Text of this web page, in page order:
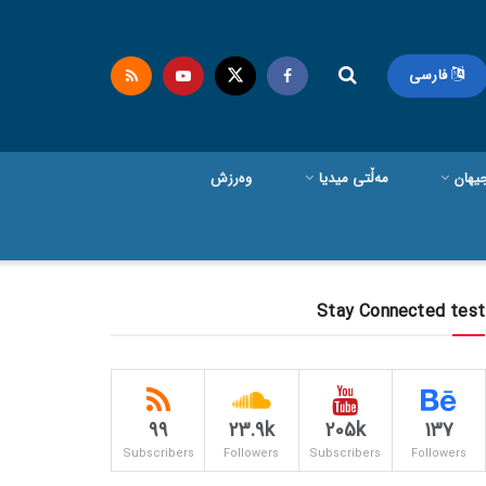
فارسی
مەڵتی میدیا وەرزش
Stay Connected test
137
Followers
205k
Subscribers
23.9k
Followers
99
Subscribers